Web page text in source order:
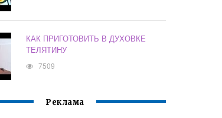
КАК ПРИГОТОВИТЬ В ДУХОВКЕ
ТЕЛЯТИНУ
7509
Реклама